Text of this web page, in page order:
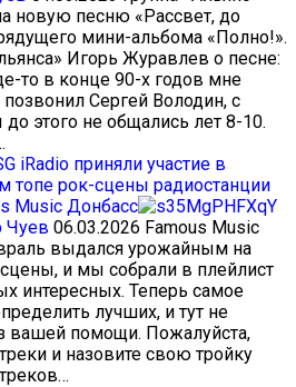
новую песню «Рассвет, до
мини-альбома «Полно!».
Игорь Журавлев о песне:
то в конце 90-х годов мне
Сергей Володин, с
этого не общались лет 8-10.
iRadio приняли участие в
топе рок-сцены радиостанции
Music Донбасс
Чуев 06.03.2026 Famous Music
выдался урожайным на
и мы собрали в плейлист
интересных. Теперь самое
лучших, и тут не
вашей помощи. Пожалуйста,
и назовите свою тройку